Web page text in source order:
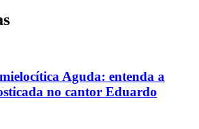
Aguda: entenda a
no cantor Eduardo